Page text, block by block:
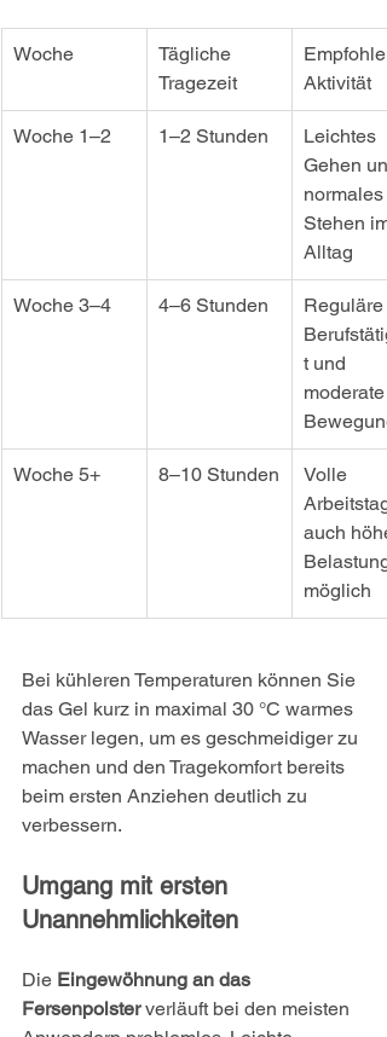
Woche
Tägliche
Tragezeit
Aktivität
Woche 1–2 1–2 Stunden
Leichtes
Gehen
normales
Stehen im
Alltag
Woche 3–4 4–6 Stunden
Reguläre
t und
moderate
Bewegung
Woche 5+ 8–10 Stunden
Volle
auch
Belastung
möglich
Bei kühleren Temperaturen können Sie
das Gel kurz in maximal 30 °C warmes
Wasser legen, um es geschmeidiger zu
machen und den Tragekomfort bereits
beim ersten Anziehen deutlich zu
verbessern.
Umgang mit ersten
Unannehmlichkeiten
Die Eingewöhnung an das
Fersenpolster verläuft bei den meisten